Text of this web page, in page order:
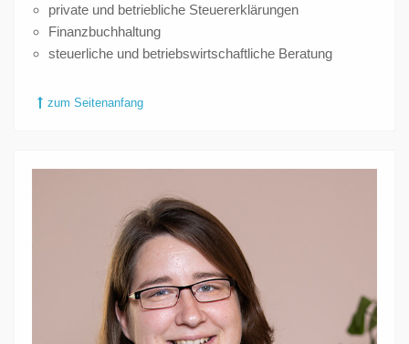
private und betriebliche Steuererklärungen
Finanzbuchhaltung
steuerliche und betriebswirtschaftliche Beratung
zum Seitenanfang